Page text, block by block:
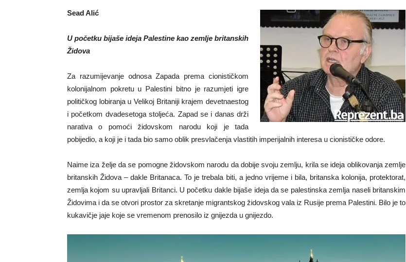
Sead Alić
U početku bijaše ideja Palestine kao zemlje britanskih
Židova
Za razumijevanje odnosa Zapada prema cionističkom
kolonijalnom pokretu u Palestini bitno je razumjeti igre
političkog lobiranja u Velikoj Britaniji krajem devetnaestog
i početkom dvadesetoga stoljeća. Zapad se i danas drži
narativa o pomoći židovskom narodu koji je tada
pobijedio, a koji je i tada bio samo oblik presvlačenja vlastitih imperijalnih interesa u cionističke odore.
Naime iza želje da se pomogne židovskom narodu da dobije svoju zemlju, krila se ideja oblikovanja zemlje
britanskih Židova – dakle Britanaca. To je trebala biti, a jedno vrijeme i bila, britanska kolonija, protektorat,
zemlja kojom su upravljali Britanci. U početku dakle bijaše ideja da se palestinska zemlja naseli britanskim
Židovima i da se otvori prostor za skretanje migrantskog židovskog vala iz Rusije prema Palestini. Bilo je to
kukavičje jaje koje se vremenom prenosilo iz gnijezda u gnijezdo.